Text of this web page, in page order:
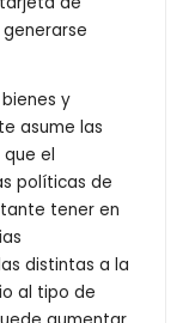
y
asume las
el
políticas de
tener en
distintas a la
al tipo de